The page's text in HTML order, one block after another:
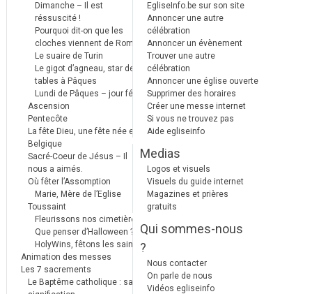
Dimanche – Il est
réssuscité !
Pourquoi dit-on que les
cloches viennent de Rome ?
Le suaire de Turin
Le gigot d’agneau, star des
tables à Pâques
Lundi de Pâques – jour férié
Ascension
Pentecôte
La fête Dieu, une fête née en
Belgique
Sacré-Coeur de Jésus – Il
nous a aimés.
Où fêter l’Assomption
Marie, Mère de l’Eglise
Toussaint
Fleurissons nos cimetières
Que penser d’Halloween ?
HolyWins, fêtons les saints !
Animation des messes
Les 7 sacrements
Le Baptême catholique : sa
EgliseInfo.be sur son site
Annoncer une autre
célébration
Annoncer un évènement
Trouver une autre
célébration
Annoncer une église ouverte
Supprimer des horaires
Créer une messe internet
Si vous ne trouvez pas
Aide egliseinfo
Medias
Logos et visuels
Visuels du guide internet
Magazines et prières
gratuits
Qui sommes-nous
?
Nous contacter
On parle de nous
Vidéos egliseinfo